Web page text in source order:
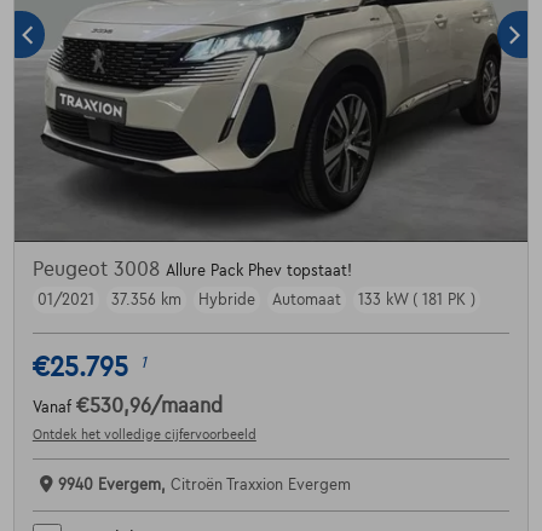
Peugeot 3008 Allure Pack Phev topstaat!
01/2021
37.356 km Hybride Automaat 133 kW ( 181 PK )
€25.795 1
Vanaf €530,96/maand
Ontdek het volledige cijfervoorbeeld
9940 Evergem, Citroën Traxxion Evergem